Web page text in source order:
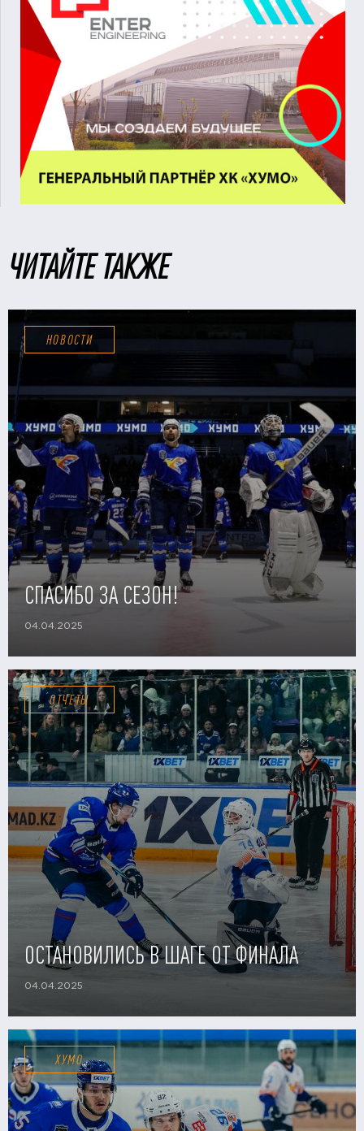
ЧИТАЙТЕ ТАКЖЕ
НОВОСТИ
СПАСИБО ЗА СЕЗОН!
04.04.2025
ОТЧЕТЫ
ОСТАНОВИЛИСЬ В ШАГЕ ОТ ФИНАЛА
04.04.2025
ХУМО